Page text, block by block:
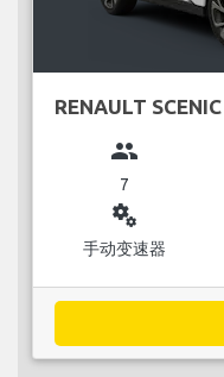
RENAULT SCENIC
group
7
miscellaneous_services
手动变速器